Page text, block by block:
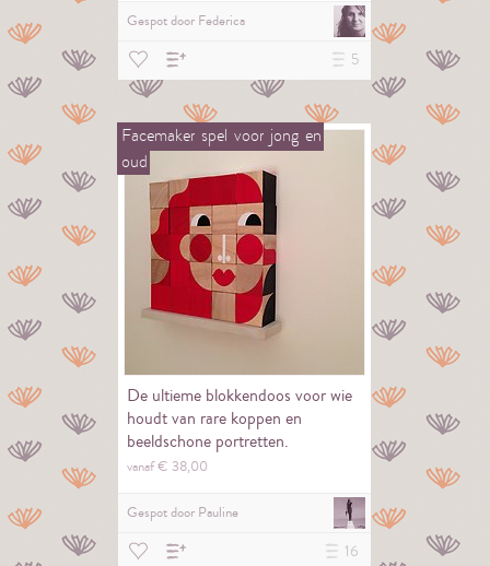
Gespot door Federica
5
Facemaker spel voor jong en
oud
De ultieme blokkendoos voor wie
houdt van rare koppen en
beeldschone portretten.
vanaf € 38,00
Gespot door Pauline
16